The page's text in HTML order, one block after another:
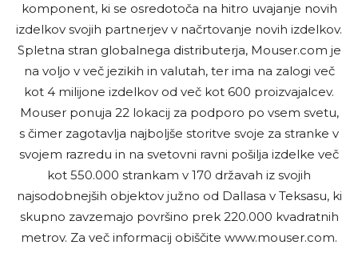
komponent, ki se osredotoča na hitro uvajanje novih
izdelkov svojih partnerjev v načrtovanje novih izdelkov.
Spletna stran globalnega distributerja, Mouser.com je
na voljo v več jezikih in valutah, ter ima na zalogi več
kot 4 milijone izdelkov od več kot 600 proizvajalcev.
Mouser ponuja 22 lokacij za podporo po vsem svetu,
s čimer zagotavlja najboljše storitve svoje za stranke v
svojem razredu in na svetovni ravni pošilja izdelke več
kot 550.000 strankam v 170 državah iz svojih
najsodobnejših objektov južno od Dallasa v Teksasu, ki
skupno zavzemajo površino prek 220.000 kvadratnih
metrov. Za več informacij obiščite www.mouser.com.